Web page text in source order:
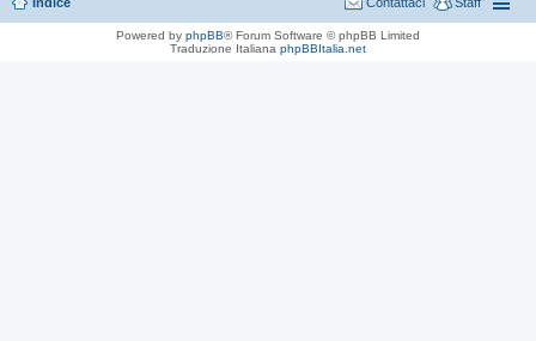
Powered by phpBB® Forum Software © phpBB Limited
Traduzione Italiana phpBBItalia.net